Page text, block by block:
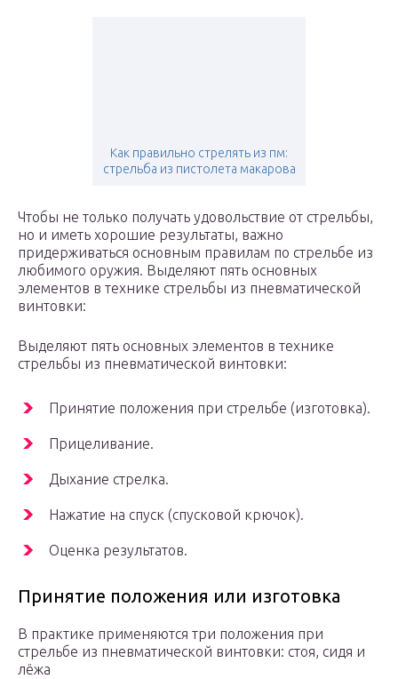
Как правильно стрелять из пм:
стрельба из пистолета макарова
Чтобы не только получать удовольствие от стрельбы,
но и иметь хорошие результаты, важно
придерживаться основным правилам по стрельбе из
любимого оружия. Выделяют пять основных
элементов в технике стрельбы из пневматической
винтовки:
Выделяют пять основных элементов в технике
стрельбы из пневматической винтовки:
Принятие положения при стрельбе (изготовка).
Прицеливание.
Дыхание стрелка.
Нажатие на спуск (спусковой крючок).
Оценка результатов.
Принятие положения или изготовка
В практике применяются три положения при
стрельбе из пневматической винтовки: стоя, сидя и
лёжа